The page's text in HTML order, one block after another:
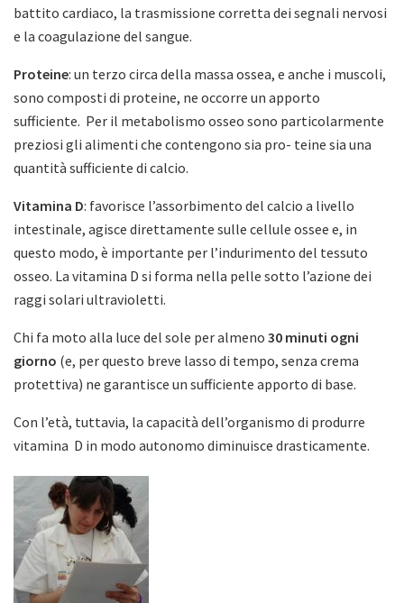
battito cardiaco, la trasmissione corretta dei segnali nervosi
e la coagulazione del sangue.
Proteine: un terzo circa della massa ossea, e anche i muscoli,
sono composti di proteine, ne occorre un apporto
sufficiente. Per il metabolismo osseo sono particolarmente
preziosi gli alimenti che contengono sia pro- teine sia una
quantità sufficiente di calcio.
Vitamina D: favorisce l’assorbimento del calcio a livello
intestinale, agisce direttamente sulle cellule ossee e, in
questo modo, è importante per l’indurimento del tessuto
osseo. La vitamina D si forma nella pelle sotto l’azione dei
raggi solari ultravioletti.
Chi fa moto alla luce del sole per almeno 30 minuti ogni
giorno (e, per questo breve lasso di tempo, senza crema
protettiva) ne garantisce un sufficiente apporto di base.
Con l’età, tuttavia, la capacità dell’organismo di produrre
vitamina D in modo autonomo diminuisce drasticamente.